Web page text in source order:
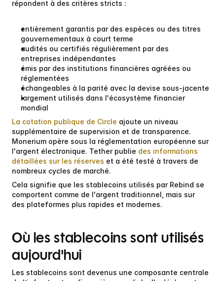
répondent à des critères stricts :
entièrement garantis par des espèces ou des titres
gouvernementaux à court terme
audités ou certifiés régulièrement par des
entreprises indépendantes
émis par des institutions financières agréées ou
réglementées
échangeables à la parité avec la devise sous-jacente
largement utilisés dans l'écosystème financier
mondial
La cotation publique de Circle ajoute un niveau
supplémentaire de supervision et de transparence.
Monerium opère sous la réglementation européenne sur
l'argent électronique. Tether publie des informations
détaillées sur les réserves et a été testé à travers de
nombreux cycles de marché.
Cela signifie que les stablecoins utilisés par Rebind se
comportent comme de l'argent traditionnel, mais sur
des plateformes plus rapides et modernes.
Où les stablecoins sont utilisés
aujourd'hui
Les stablecoins sont devenus une composante centrale